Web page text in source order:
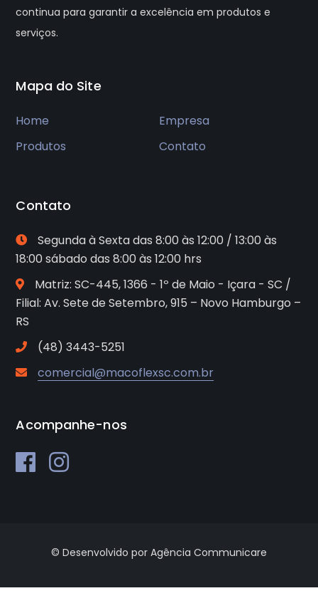
continua para garantir a excelência em produtos e
serviços.
Mapa do Site
Home
Empresa
Produtos
Contato
Contato
Segunda à Sexta das 8:00 às 12:00 / 13:00 às
18:00 sábado das 8:00 às 12:00 hrs
Matriz: SC-445, 1366 - 1º de Maio - Içara - SC /
Filial: Av. Sete de Setembro, 915 – Novo Hamburgo –
RS
(48) 3443-5251
comercial@macoflexsc.com.br
Acompanhe-nos
© Desenvolvido por Agência Communicare